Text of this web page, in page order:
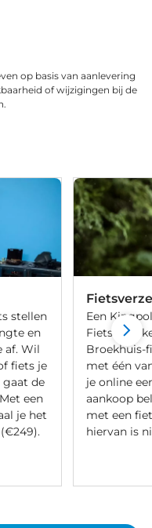
op basis van aanlevering
of wijzigingen bij de
stellen
en
af. Wil
fiets je
de
een
je het
Een
Broekhuis-
met één
je online
aankoop
met een
hiervan is